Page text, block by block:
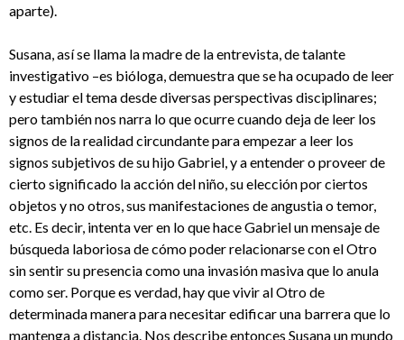
aparte).
Susana, así se llama la madre de la entrevista, de talante
investigativo –es bióloga, demuestra que se ha ocupado de leer
y estudiar el tema desde diversas perspectivas disciplinares;
pero también nos narra lo que ocurre cuando deja de leer los
signos de la realidad circundante para empezar a leer los
signos subjetivos de su hijo Gabriel, y a entender o proveer de
cierto significado la acción del niño, su elección por ciertos
objetos y no otros, sus manifestaciones de angustia o temor,
etc. Es decir, intenta ver en lo que hace Gabriel un mensaje de
búsqueda laboriosa de cómo poder relacionarse con el Otro
sin sentir su presencia como una invasión masiva que lo anula
como ser. Porque es verdad, hay que vivir al Otro de
determinada manera para necesitar edificar una barrera que lo
mantenga a distancia. Nos describe entonces Susana un mundo